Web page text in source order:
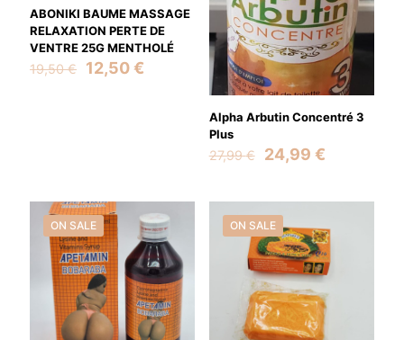
ABONIKI BAUME MASSAGE
RELAXATION PERTE DE
VENTRE 25G MENTHOLÉ
19,50€
Original
12,50€
Alpha Arbutin Concentré 3
Plus
27,99€
Original
27,99 €.
24,99 €Current
24,99 €.
ON SALE ON SALE